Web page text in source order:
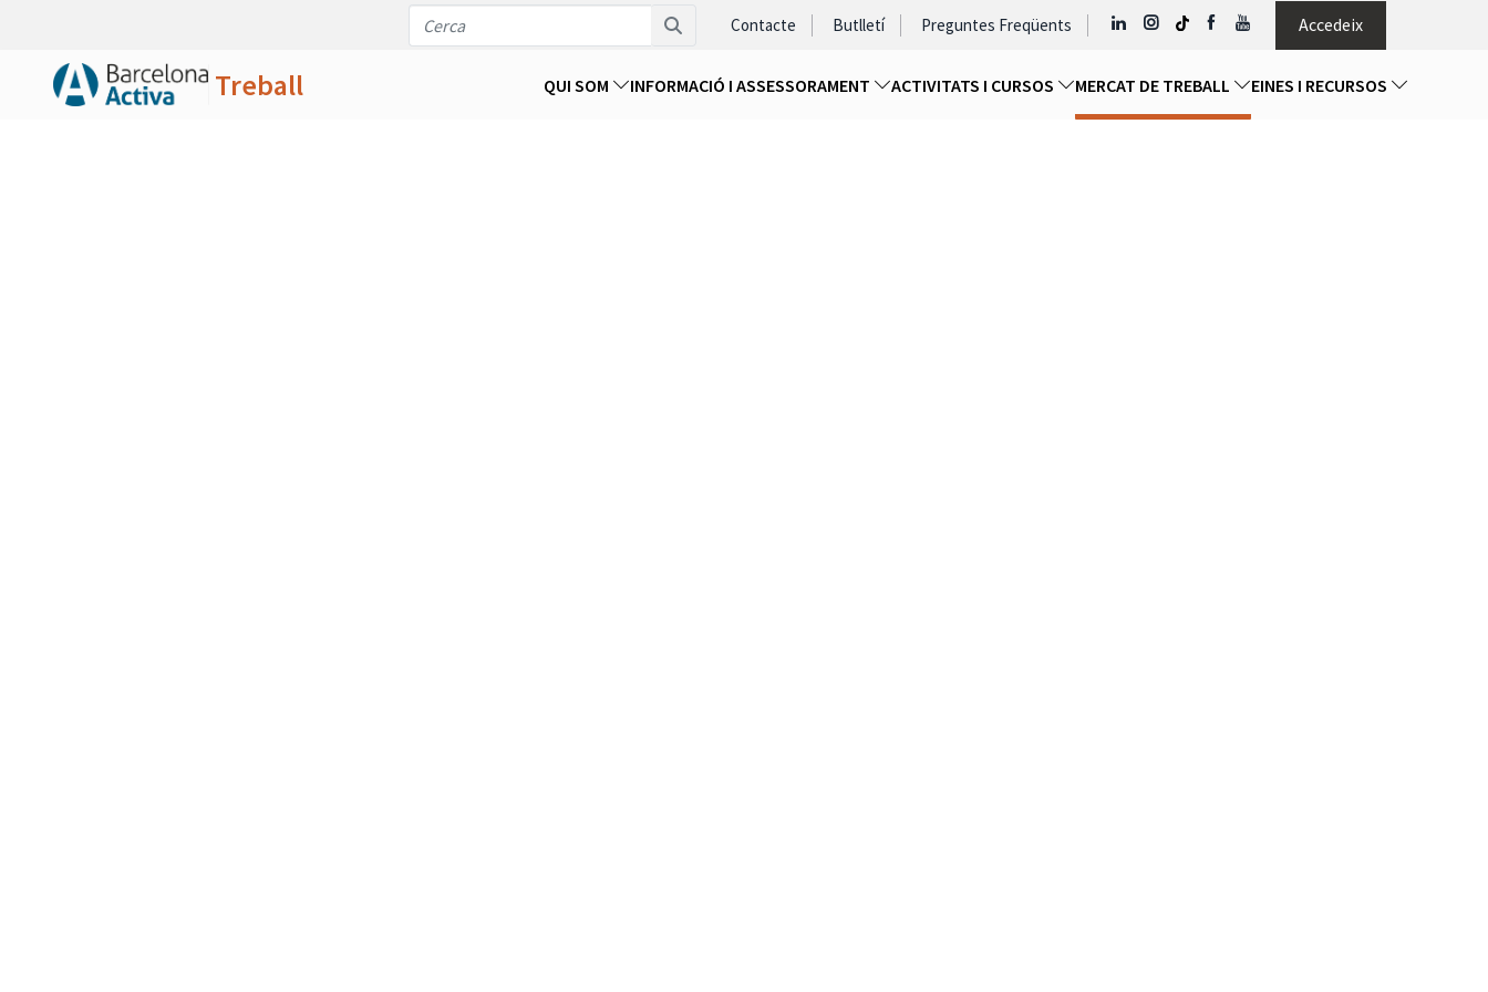
Contacte Butlletí Preguntes Freqüents Accedeix
Treball QUI SOM INFORMACIÓ I ASSESSORAMENT ACTIVITATS I CURSOS MERCAT DE TREBALL EINES I RECURSOS